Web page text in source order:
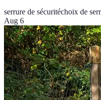
serrure de sécuritéchoix de
Aug 6